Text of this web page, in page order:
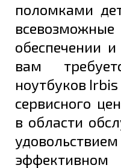
поломками
обеспечении
вам
ноутбуков
сервисного
в области